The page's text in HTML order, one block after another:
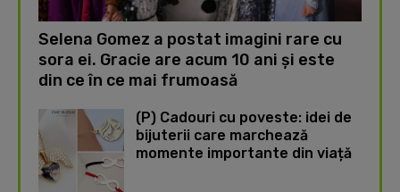
Selena Gomez a postat imagini rare cu
sora ei. Gracie are acum 10 ani și este
din ce în ce mai frumoasă
(P) Cadouri cu poveste: idei de
bijuterii care marchează
momente importante din viață